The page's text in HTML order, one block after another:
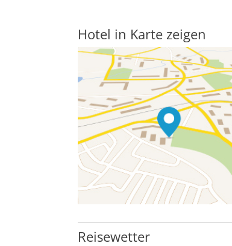
Hotel in Karte zeigen
Reisewetter